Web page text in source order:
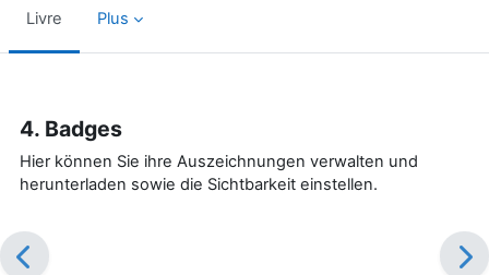
Livre Plus
4. Badges
Hier können Sie ihre Auszeichnungen verwalten und
herunterladen sowie die Sichtbarkeit einstellen.